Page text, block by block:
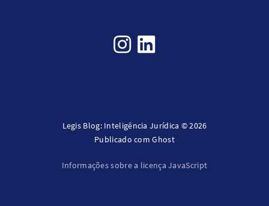
Legis Blog: Inteligência Jurídica © 2026
Publicado comGhost
Informações sobre a licença JavaScript